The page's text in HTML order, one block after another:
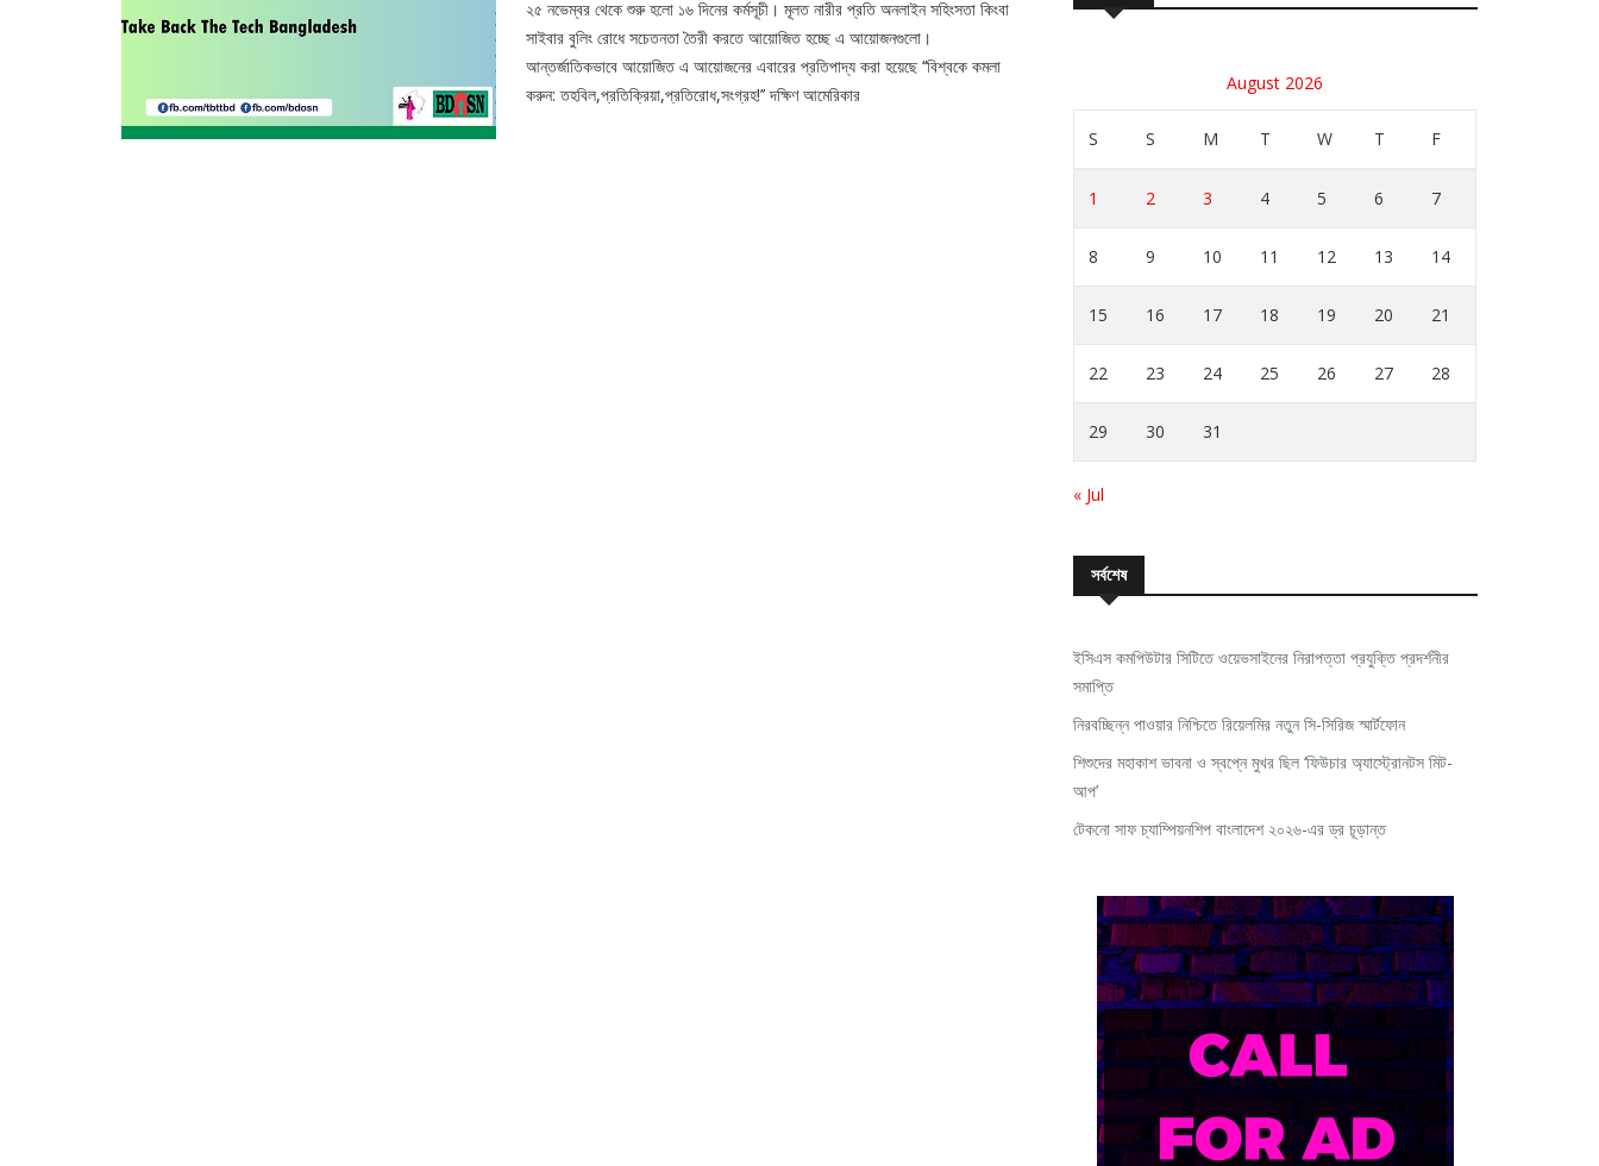
২৫ নভেম্বর থেকে শুরু হলো ১৬ দিনের কর্মসূচী। মূলত নারীর প্রতি অনলাইন সহিংসতা কিংবা
সাইবার বুলিং রোধে সচেতনতা তৈরী করতে আয়োজিত হচ্ছে এ আয়োজনগুলো।
আন্তর্জাতিকভাবে আয়োজিত এ আয়োজনের এবারের প্রতিপাদ্য করা হয়েছে ‘‘বিশ্বকে কমলা
করুন: তহবিল,প্রতিক্রিয়া,প্রতিরোধ,সংগ্রহ!’’ দক্ষিণ আমেরিকার
August 2026
S S M T W T F
1 2 3 4 5 6 7
8 9 10 11 12 13 14
15 16 17 18 19 20 21
22 23 24 25 26 27 28
29 30 31
« Jul
সর্বশেষ
ইসিএস কমপিউটার সিটিতে ওয়েভসাইনের নিরাপত্তা প্রযুক্তি প্রদর্শনীর
সমাপ্তি
নিরবচ্ছিন্ন পাওয়ার নিশ্চিতে রিয়েলমির নতুন সি-সিরিজ স্মার্টফোন
শিশুদের মহাকাশ ভাবনা ও স্বপ্নে মুখর ছিল ‘ফিউচার অ্যাস্ট্রোনটস মিট-
আপ’
টেকনো সাফ চ্যাম্পিয়নশিপ বাংলাদেশ ২০২৬-এর ড্র চূড়ান্ত